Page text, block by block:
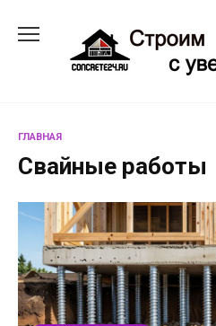
содержанию
ГЛАВНАЯ
Свайные работы